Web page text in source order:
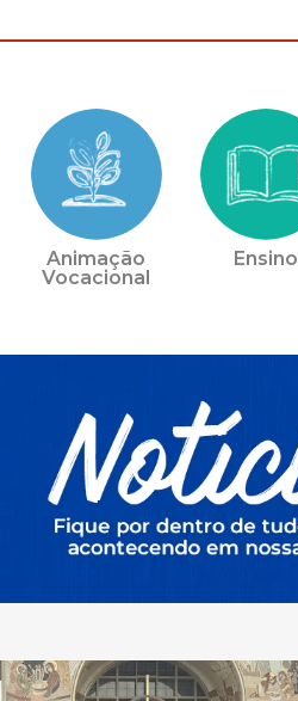
Animação
Vocacional
Ensino